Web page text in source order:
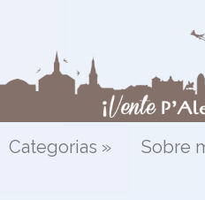
Categorias » Sobre